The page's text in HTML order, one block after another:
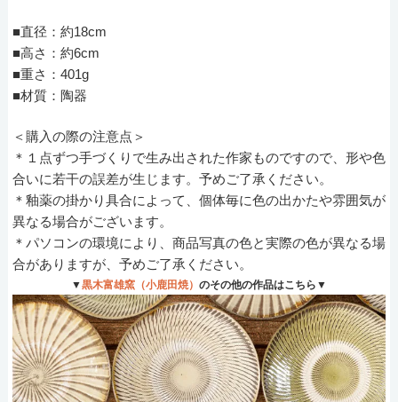
■直径：約18cm
■高さ：約6cm
■重さ：401g
■材質：陶器
＜購入の際の注意点＞
＊１点ずつ手づくりで生み出された作家ものですので、形や色
合いに若干の誤差が生じます。予めご了承ください。
＊釉薬の掛かり具合によって、個体毎に色の出かたや雰囲気が
異なる場合がございます。
＊パソコンの環境により、商品写真の色と実際の色が異なる場
合がありますが、予めご了承ください。
▼黒木富雄窯（小鹿田焼） のその他の作品はこちら▼